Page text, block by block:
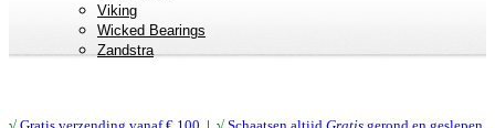
Viking
Wicked Bearings
Zandstra